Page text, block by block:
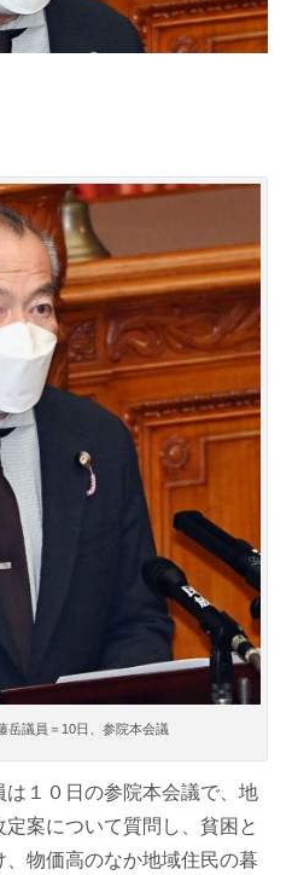
岳議員＝10日、参院本会議
１０日の参院本会議で、地
案について質問し、貧困と
物価高のなか地域住民の暮